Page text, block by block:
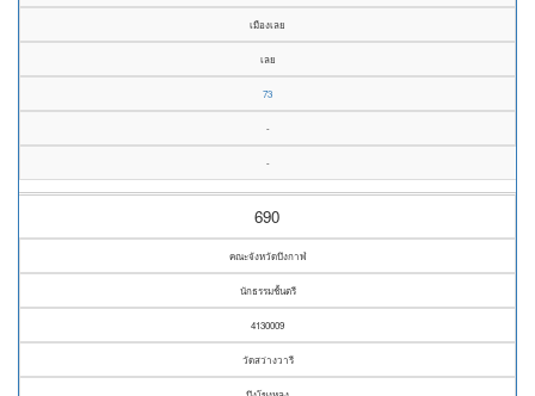
เมืองเลย
เลย
73
-
-
690
คณะจังหวัดบึงกาฬ
นักธรรมชั้นตรี
4130009
วัดสว่างวารี